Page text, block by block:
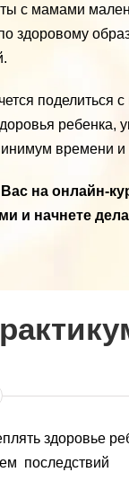
с мамами
здоровому
поделиться
ребенка,
времени и
на онлайн-
и начнете
здоровье
последствий